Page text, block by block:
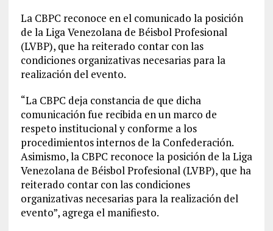
La CBPC reconoce en el comunicado la posición
de la Liga Venezolana de Béisbol Profesional
(LVBP), que ha reiterado contar con las
condiciones organizativas necesarias para la
realización del evento.
“La CBPC deja constancia de que dicha
comunicación fue recibida en un marco de
respeto institucional y conforme a los
procedimientos internos de la Confederación.
Asimismo, la CBPC reconoce la posición de la Liga
Venezolana de Béisbol Profesional (LVBP), que ha
reiterado contar con las condiciones
organizativas necesarias para la realización del
evento”, agrega el manifiesto.